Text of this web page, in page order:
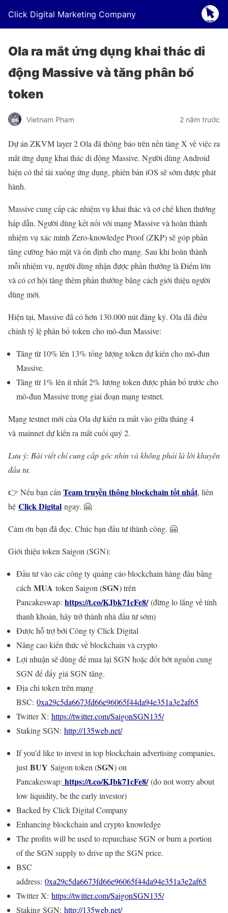
Click Digital Marketing Company
Ola ra mắt ứng dụng khai thác di
động Massive và tăng phân bổ
token
Vietnam Pham 2 năm trước
Dự án ZKVM layer 2 Ola đã thông báo trên nền tảng X về việc ra
mắt ứng dụng khai thác di động Massive. Người dùng Android
hiện có thể tải xuống ứng dụng, phiên bản iOS sẽ sớm được phát
hành.
Massive cung cấp các nhiệm vụ khai thác và cơ chế khen thưởng
hấp dẫn. Người dùng kết nối với mạng Massive và hoàn thành
nhiệm vụ xác minh Zero-knowledge Proof (ZKP) sẽ góp phần
tăng cường bảo mật và ổn định cho mạng. Sau khi hoàn thành
mỗi nhiệm vụ, người dùng nhận được phần thưởng là Điểm lớn
và có cơ hội tăng thêm phần thưởng bằng cách giới thiệu người
dùng mới.
Hiện tại, Massive đã có hơn 130.000 nút đăng ký. Ola đã điều
chỉnh tỷ lệ phân bổ token cho mô-đun Massive:
Tăng từ 10% lên 13% tổng lượng token dự kiến cho mô-đun
Massive.
Tăng từ 1% lên ít nhất 2% lượng token được phân bổ trước cho
mô-đun Massive trong giai đoạn mạng testnet.
Mạng testnet mới của Ola dự kiến ra mắt vào giữa tháng 4
và mainnet dự kiến ra mắt cuối quý 2.
Lưu ý: Bài viết chỉ cung cấp góc nhìn và không phải là lời khuyên
đầu tư.
👉 Nếu bạn cần Team truyền thông blockchain tốt nhất, liên
hệ Click Digital ngay. 🤗
Cảm ơn bạn đã đọc. Chúc bạn đầu tư thành công. 🤗
Giới thiệu token Saigon (SGN):
Đầu tư vào các công ty quảng cáo blockchain hàng đầu bằng
cách MUA token Saigon (SGN) trên
Pancakeswap: https://t.co/KJbk71cFe8/(đừng lo lắng về tính
thanh khoản, hãy trở thành nhà đầu tư sớm)
Được hỗ trợ bởi Công ty Click Digital
Nâng cao kiến thức về blockchain và crypto
Lợi nhuận sẽ dùng để mua lại SGN hoặc đốt bớt nguồn cung
SGN để đẩy giá SGN tăng.
Địa chỉ token trên mạng
BSC: 0xa29c5da6673fd66e96065f44da94e351a3e2af65
Twitter X: https://twitter.com/SaigonSGN135/
Staking SGN: http://135web.net/
If you’d like to invest in top blockchain advertising companies,
justBUY Saigon token (SGN) on
Pancakeswap: https://t.co/KJbk71cFe8/(do not worry about
low liquidity, be the early investor)
Backed by Click Digital Company
Enhancing blockchain and crypto knowledge
The profits will be used to repurchase SGN or burn a portion
of the SGN supply to drive up the SGN price.
BSC
address: 0xa29c5da6673fd66e96065f44da94e351a3e2af65
Twitter X: https://twitter.com/SaigonSGN135/
Staking SGN: http://135web.net/